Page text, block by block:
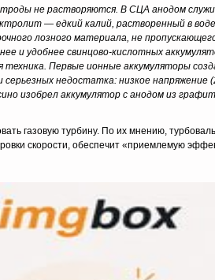
не растворяются. В СЦА анодом
— едкий калий, растворенный в
лозного материала, не
и удобнее свинцово-кислотных
Первые ионные аккумуляторы
недостатка: низкое напряжение
изобрел аккумулятор с анодом из
газовую турбину. По их мнению,
скорости, обеспечит «приемлемую